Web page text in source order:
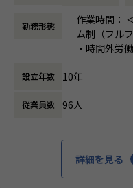
スをもらいながら成長の
【勤続年数が長い理由】
です。長く活躍する理由
ャットで気軽に相談でき
ブルが生じたら、リーダ
に問題を抱えるようなこ
い。また、代表との距離
する理由です。代表には
不具合確認や修正等
【業務の変更の範囲】
・CI/CDの整備、拡充
運用業務:
・お問い合わせに対する
【変更の範囲：会社の定め
■当社について：
プ企業です。主力である
とクリエイティブの力で
勤務形態
作業時間：
ム制（フルフレックス
・時間外労働有無：有
帯： 10:00～19:00 ＜その他就
働き方：
設立年数 10年
従業員数 96人
詳細を見る